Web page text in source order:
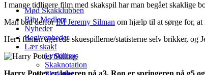
Mød Skakklubben
Bliv Medlem
Nyheder
Begivenheder
Lær skak!
Lynkursus
Skaknotation
I mange tidligere film med skakspil har man begået skaklige
Man bad derforIM Jeremy Silman om hjælp til at sørge for, at
Her i filmen agerede skuespillerne/statisterne selv brikker,